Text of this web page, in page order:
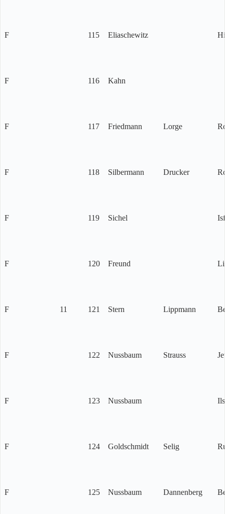
F 115 Eliaschewitz
F 116 Kahn
F 117 Friedmann Lorge
F 118 Silbermann Drucker
F 119 Sichel
F 120 Freund
F 11 121 Stern Lippmann
F 122 Nussbaum Strauss
F 123 Nussbaum
F 124 Goldschmidt Selig
F 125 Nussbaum Dannenberg